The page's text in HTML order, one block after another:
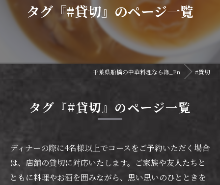
タグ『#貸切』のページ一覧
千葉県船橋の中華料理なら緣_En #貸切
タグ『#貸切』のページ一覧
ディナーの際に4名様以上でコースをご予約いただく場合
は、店舗の貸切に対応いたします。ご家族や友人たちと
ともに料理やお酒を囲みながら、思い思いのひとときを